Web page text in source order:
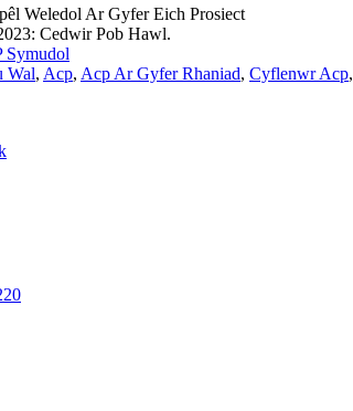
Cedwir Pob Hawl.
Symudol
Wal, Acp, Acp Ar Gyfer Rhaniad, Cyflenwr Acp,